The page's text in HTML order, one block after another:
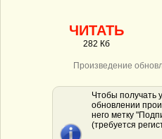
ЧИТАТЬ
282 Кб
Произведение
Чтобы получать
обновлении
него метку
(требуется